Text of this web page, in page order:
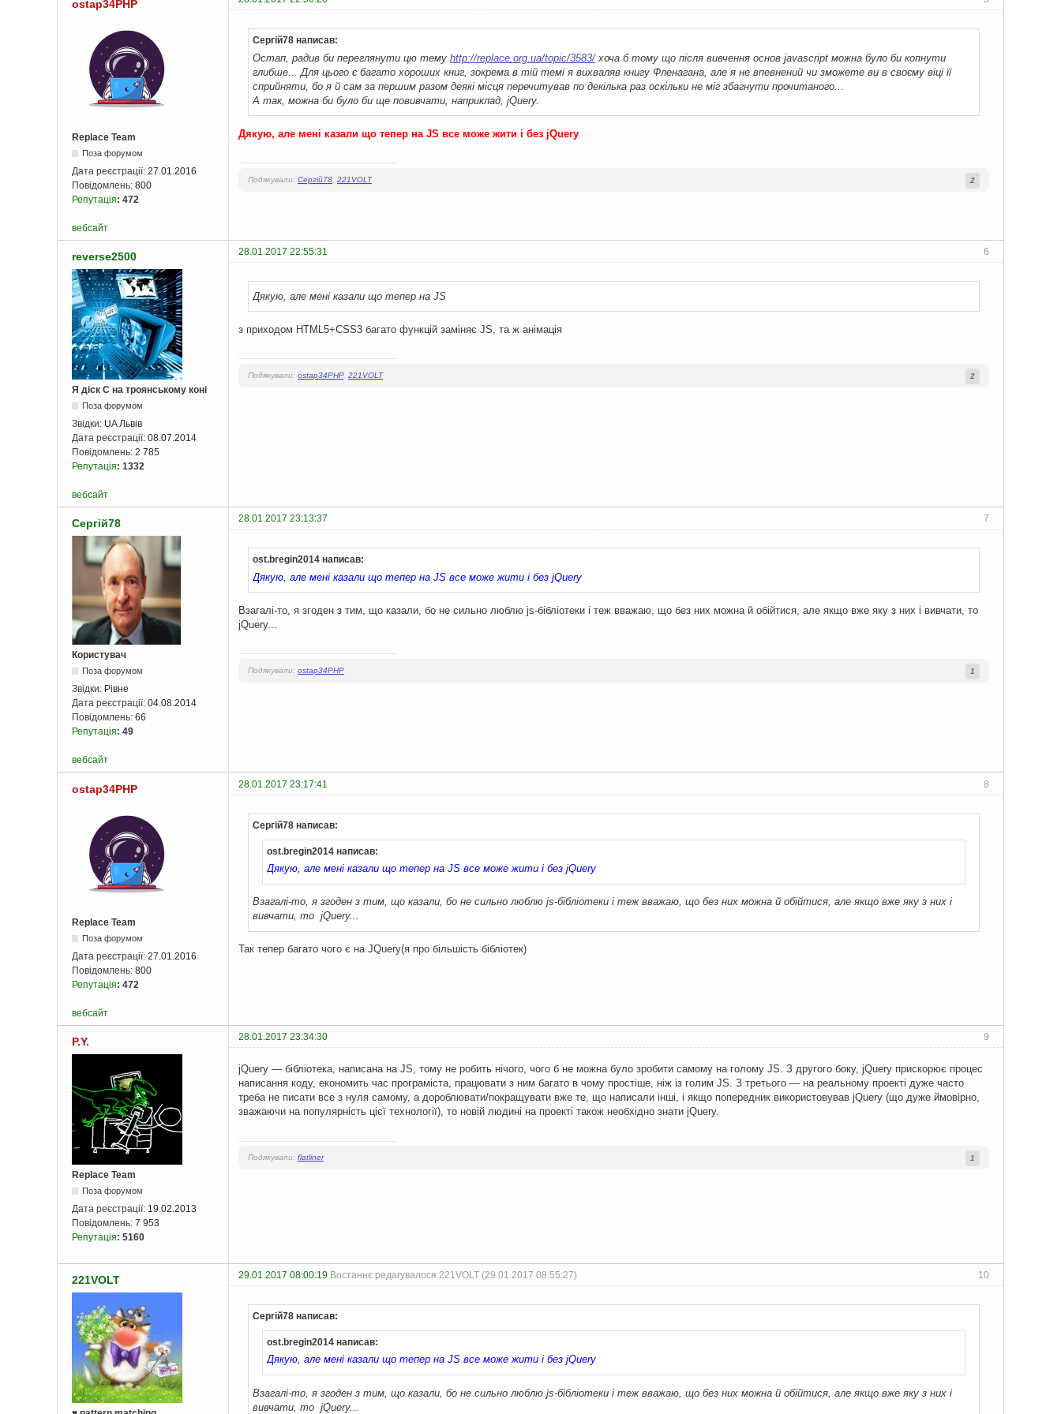
ostap34PHP
Replace Team
Поза форумом
Дата реєстрації: 27.01.2016
Повідомлень: 800
Репутація: 472
Сергій78 написав:
Остап, радив би переглянути цю тему http://replace.org.ua/topic/3583/хоча б тому що після вивчення основ javascript можна було би копнути
глибше... Для цього є багато хороших книг, зокрема в тій темі я вихваляв книгу Фленагана, але я не впевнений чи зможете ви в своєму віці її
сприйняти, бо я й сам за першим разом деякі місця перечитував по декілька раз оскільки не міг збагнути прочитаного...
А так, можна би було би ще повивчати, наприклад, jQuery.
Дякую, але мені казали що тепер на JS все може жити і без jQuery
Подякували: Сергій78 221VOLT 2
вебсайт
6
reverse2500 28.01.2017 22:55:31
Я діск С на троянському коні
Поза форумом
Звідки: UA Львів
Дата реєстрації: 08.07.2014
Повідомлень: 2 785
Репутація: 1332
Дякую, але мені казали що тепер на JS
з приходом HTML5+CSS3 багато функцій заміняє JS, та ж анімація
Подякували: ostap34PHP, 221VOLT 2
вебсайт
7
Сергій78 28.01.2017 23:13:37
Користувач
Поза форумом
Звідки: Рівне
Дата реєстрації: 04.08.2014
Повідомлень: 66
Репутація: 49
ost.bregin2014 написав:
Дякую, але мені казали що тепер на JS все може жити і без jQuery
Взагалі-то, я згоден з тим, що казали, бо не сильно люблю js-бібліотеки і теж вважаю, що без них можна й обійтися, але якщо вже яку з них і вивчати, то
jQuery...
Подякували: ostap34PHP 1
вебсайт
8
ostap34PHP 28.01.2017 23:17:41
Replace Team
Поза форумом
Дата реєстрації: 27.01.2016
Повідомлень: 800
Репутація: 472
Сергій78 написав:
ost.bregin2014 написав:
Дякую, але мені казали що тепер на JS все може жити і без jQuery
Взагалі-то, я згоден з тим, що казали, бо не сильно люблю js-бібліотеки і теж вважаю, що без них можна й обійтися, але якщо вже яку з них і
вивчати, то jQuery...
Так тепер багато чого є на JQuery(я про більшість бібліотек)
вебсайт
9
P.Y. 28.01.2017 23:34:30
Replace Team
Поза форумом
Дата реєстрації: 19.02.2013
Повідомлень: 7 953
Репутація: 5160
jQuery — бібліотека, написана на JS, тому не робить нічого, чого б не можна було зробити самому на голому JS. З другого боку, jQuery прискорює процес
написання коду, економить час програміста, працювати з ним багато в чому простіше, ніж із голим JS. З третього — на реальному проекті дуже часто
треба не писати все з нуля самому, а дороблювати/покращувати вже те, що написали інші, і якщо попередник використовував jQuery (що дуже ймовірно,
зважаючи на популярність цієї технології), то новій людині на проекті також необхідно знати jQuery.
Подякували: flatliner 1
10
221VOLT 29.01.2017 08:00:19 Востаннє редагувалося 221VOLT (29.01.2017 08:55:27)
Сергій78 написав:
ost.bregin2014 написав:
Дякую, але мені казали що тепер на JS все може жити і без jQuery
Взагалі-то, я згоден з тим, що казали, бо не сильно люблю js-бібліотеки і теж вважаю, що без них можна й обійтися, але якщо вже яку з них і
вивчати, то jQuery...